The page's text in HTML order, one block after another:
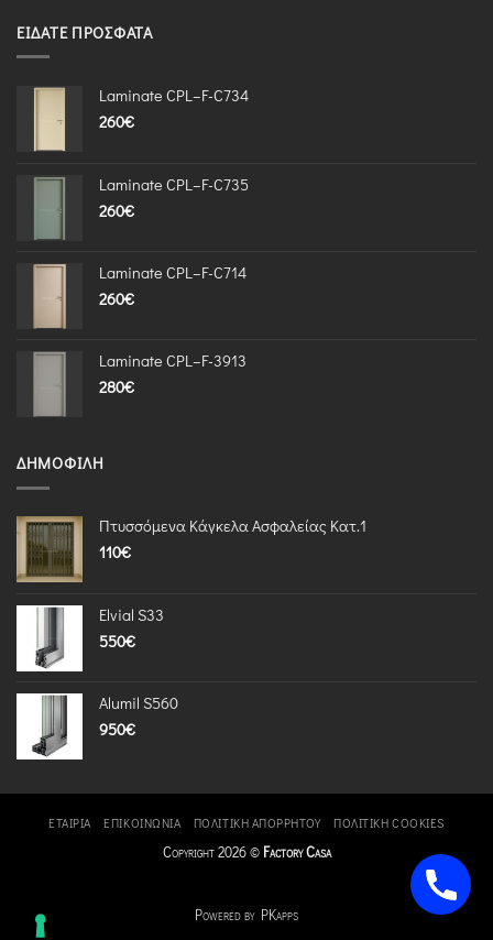
ΕΊΔΑΤΕ ΠΡΌΣΦΑΤΑ
Laminate CPL–F-C734
260€
Laminate CPL–F-C735
260€
Laminate CPL–F-C714
260€
Laminate CPL–F-3913
280€
ΔΗΜΟΦΙΛΉ
Πτυσσόμενα Κάγκελα Ασφαλείας Κατ.1
110€
Elvial S33
550€
Alumil S560
950€
ΕΤΑΙΡΊΑ ΕΠΙΚΟΙΝΩΝΊΑ ΠΟΛΙΤΙΚΉ ΑΠΟΡΡΉΤΟΥ ΠΟΛΙΤΙΚΉ COOKIES
Copyright 2026 © Factory Casa
Powered by PKapps